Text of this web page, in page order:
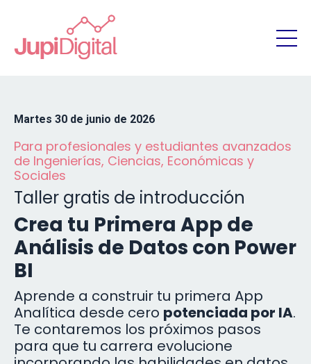
Martes 30 de junio de 2026
Para profesionales y estudiantes avanzados
de Ingenierías, Ciencias, Económicas y
Sociales
Taller gratis de introducción
Crea tu Primera App de
Análisis de Datos con Power
BI
Aprende a construir tu primera App
Analítica desde cero potenciada por IA.
Te contaremos los próximos pasos
para que tu carrera evolucione